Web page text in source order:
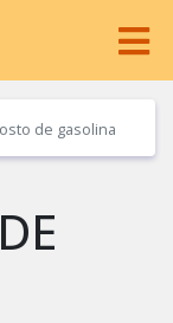
de gasolina